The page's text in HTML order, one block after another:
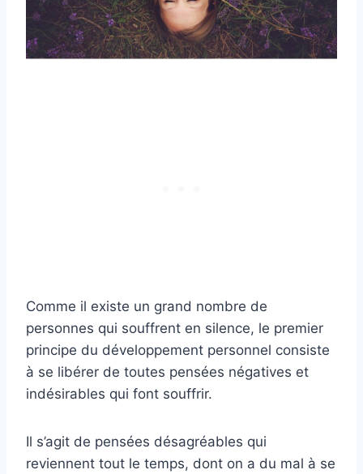
Comme il existe un grand nombre de
personnes qui souffrent en silence, le premier
principe du développement personnel consiste
à se libérer de toutes pensées négatives et
indésirables qui font souffrir.
Il s’agit de pensées désagréables qui
reviennent tout le temps, dont on a du mal à se